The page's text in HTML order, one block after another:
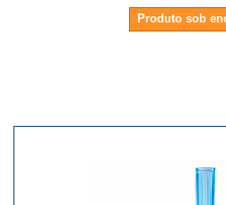
Produto sob